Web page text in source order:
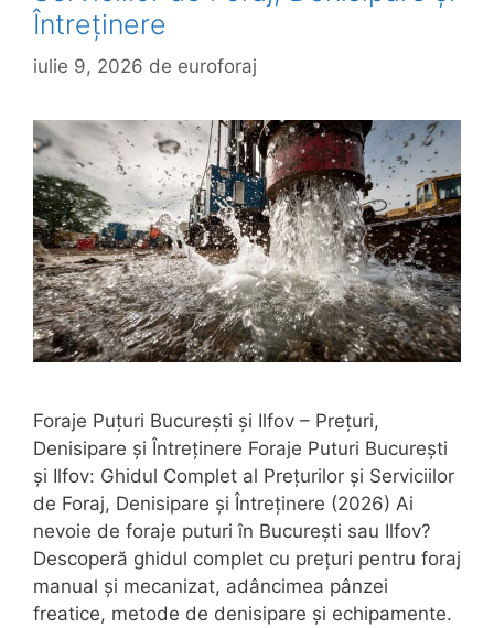
Întreținere
iulie 9, 2026 de euroforaj
Foraje Puțuri București și Ilfov – Prețuri,
Denisipare și Întreținere Foraje Puturi București
și Ilfov: Ghidul Complet al Prețurilor și Serviciilor
de Foraj, Denisipare și Întreținere (2026) Ai
nevoie de foraje puturi în București sau Ilfov?
Descoperă ghidul complet cu prețuri pentru foraj
manual și mecanizat, adâncimea pânzei
freatice, metode de denisipare și echipamente.